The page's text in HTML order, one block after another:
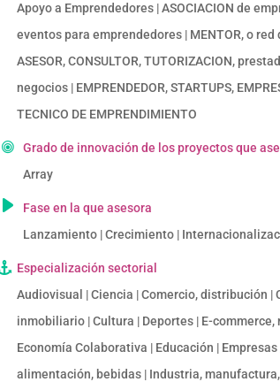
Apoyo a Emprendedores | ASOCIACION de
eventos para emprendedores | MENTOR, o
ASESOR, CONSULTOR, TUTORIZACION,
negocios | EMPRENDEDOR, STARTUPS,
TECNICO DE EMPRENDIMIENTO
Grado de innovación de los proyectos que
Array
Fase en la que asesora
Lanzamiento | Crecimiento |
Especialización sectorial
Audiovisual | Ciencia | Comercio, distribución
inmobiliario | Cultura | Deportes | E-
Economía Colaborativa | Educación |
alimentación, bebidas | Industria,